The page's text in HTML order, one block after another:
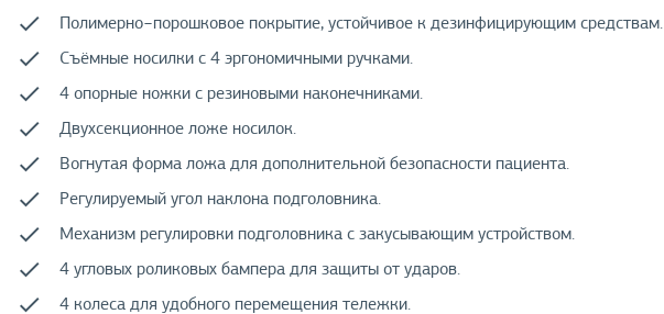
Полимерно−порошковое покрытие, устойчивое к дезинфицирующим средствам.
Съёмные носилки с 4 эргономичными ручками.
4 опорные ножки с резиновыми наконечниками.
Двухсекционное ложе носилок.
Вогнутая форма ложа для дополнительной безопасности пациента.
Регулируемый угол наклона подголовника.
Механизм регулировки подголовника с закусывающим устройством.
4 угловых роликовых бампера для защиты от ударов.
4 колеса для удобного перемещения тележки.